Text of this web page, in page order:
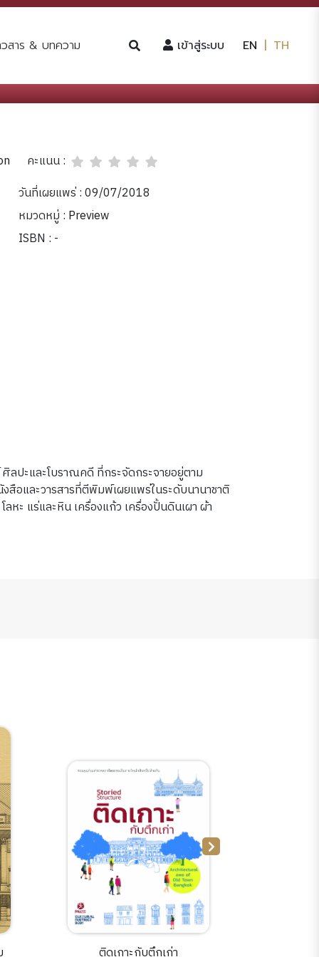
สาร & บทความ เข้าสู่ระบบ (current)
EN | TH
คะแนน :
วันที่เผยแพร่ : 09/07/2018
หมวดหมู่ : Preview
ISBN : -
ปะและโบราณคดี ที่กระจัดกระจายอยู่ตาม
อและวารสารที่ตีพิมพ์เผยแพร่ในระดับนานาชาติ
ะ แร่และหิน เครื่องแก้ว เครื่องปั้นดินเผา ผ้า